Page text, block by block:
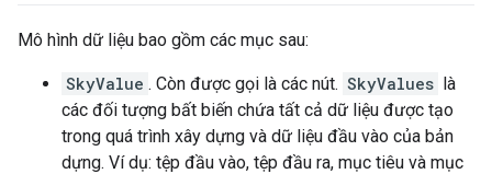
Mô hình dữ liệu bao gồm các mục sau:
SkyValue . Còn được gọi là các nút. SkyValues là
các đối tượng bất biến chứa tất cả dữ liệu được tạo
trong quá trình xây dựng và dữ liệu đầu vào của bản
dựng. Ví dụ: tệp đầu vào, tệp đầu ra, mục tiêu và mục